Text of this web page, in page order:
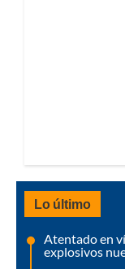
Lo último
Atentado en
explosivos